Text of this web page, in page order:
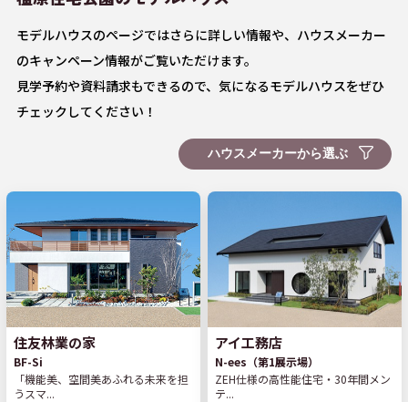
モデルハウスのページではさらに詳しい情報や、ハウスメーカー
のキャンペーン情報がご覧いただけます。
見学予約や資料請求もできるので、気になるモデルハウスをぜひ
チェックしてください！
住友林業の家
BF-Si
「機能美、空間美あふれる未来を担
うスマ...
アイ工務店
N-ees（第1展示場）
ZEH仕様の高性能住宅・30年間メン
テ...